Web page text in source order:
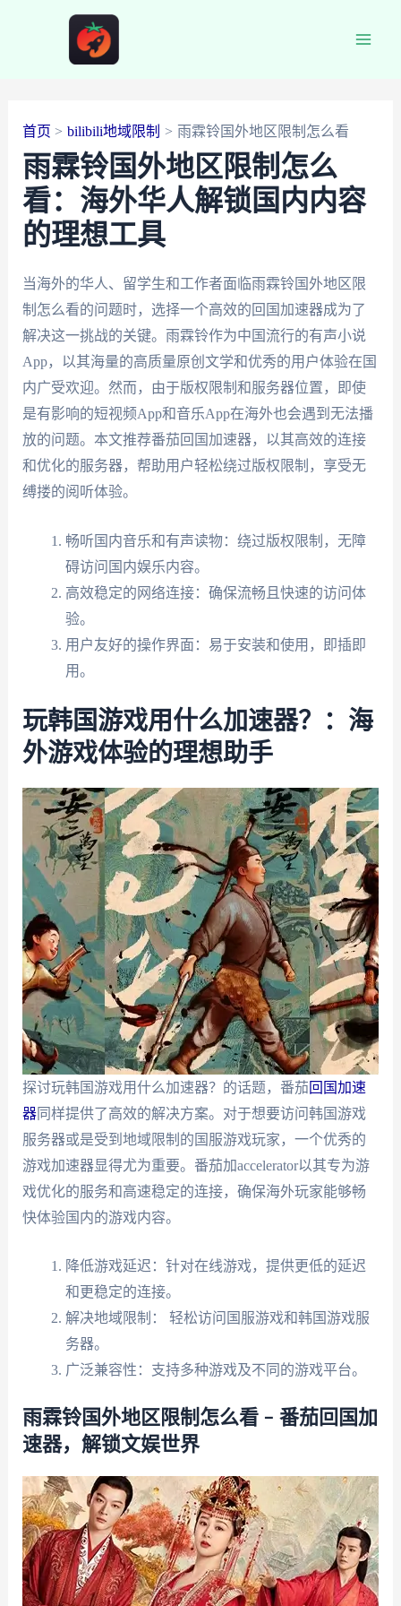
首页 bilibili地域限制 雨霖铃国外地区限制怎么看
雨霖铃国外地区限制怎么
看：海外华人解锁国内内容
的理想工具
当海外的华人、留学生和工作者面临雨霖铃国外地区限
制怎么看的问题时，选择一个高效的回国加速器成为了
解决这一挑战的关键。雨霖铃作为中国流行的有声小说
App，以其海量的高质量原创文学和优秀的用户体验在国
内广受欢迎。然而，由于版权限制和服务器位置，即使
是有影响的短视频App和音乐App在海外也会遇到无法播
放的问题。本文推荐番茄回国加速器，以其高效的连接
和优化的服务器，帮助用户轻松绕过版权限制，享受无
缚搂的阅听体验。
畅听国内音乐和有声读物：绕过版权限制，无障
碍访问国内娱乐内容。
高效稳定的网络连接：确保流畅且快速的访问体
验。
用户友好的操作界面：易于安装和使用，即插即
用。
玩韩国游戏用什么加速器？：海
外游戏体验的理想助手
探讨玩韩国游戏用什么加速器？的话题，番茄回国加速
器同样提供了高效的解决方案。对于想要访问韩国游戏
服务器或是受到地域限制的国服游戏玩家，一个优秀的
游戏加速器显得尤为重要。番茄加accelerator以其专为游
戏优化的服务和高速稳定的连接，确保海外玩家能够畅
快体验国内的游戏内容。
降低游戏延迟：针对在线游戏，提供更低的延迟
和更稳定的连接。
解决地域限制： 轻松访问国服游戏和韩国游戏服
务器。
广泛兼容性：支持多种游戏及不同的游戏平台。
雨霖铃国外地区限制怎么看 – 番茄回国加
速器，解锁文娱世界